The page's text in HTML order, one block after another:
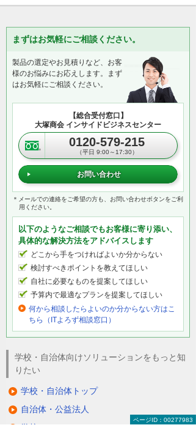
まずはお気軽にご相談ください。
製品の選定やお見積りなど、お客
様のお悩みにお応えします。まず
はお気軽にご相談ください。
【総合受付窓口】
大塚商会 インサイドビジネスセンター
0120-579-215
（平日 9:00～17:30）
お問い合わせ
＊メールでの連絡をご希望の方も、お問い合わせボタンをご利
用ください。
以下のようなご相談でもお客様に寄り添い、
具体的な解決方法をアドバイスします
どこから手をつければよいか分からない
検討すべきポイントを教えてほしい
自社に必要なものを提案してほしい
予算内で最適なプランを提案してほしい
何から相談したらよいのか分からない方はこ
ちら（ITよろず相談窓口）
学校・自治体向けソリューションをもっと知
りたい
学校・自治体トップ
自治体・公益法人
学校
ページID：00277983